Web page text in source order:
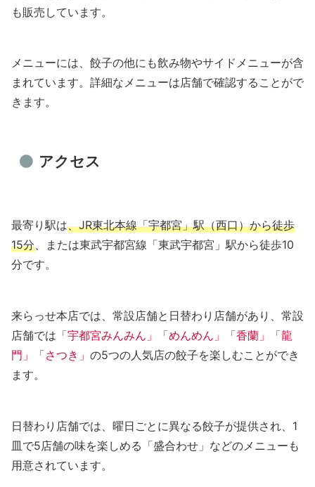
も販売しています。
メニューには、餃子の他にも飲み物やサイドメニューが含
まれています。詳細なメニューは店舗で確認することがで
きます。
アクセス
最寄り駅は、JR東北本線「宇都宮」駅（西口）から徒歩
15分、または東武宇都宮線「東武宇都宮」駅から徒歩10
分です。
来らっせ本店では、常設店舗と日替わり店舗があり、常設
店舗では 「宇都宮みんみん」「めんめん」「香蘭」「龍
門」「さつき」 の5つの人気店の餃子を楽しむことができ
ます。
日替わり店舗では、曜日ごとに異なる餃子が提供され、1
皿で5店舗の味を楽しめる「盛合わせ」などのメニューも
用意されています。